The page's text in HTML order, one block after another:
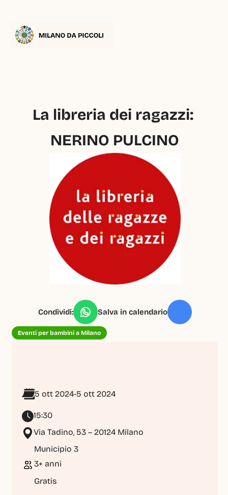
La libreria dei ragazzi:
NERINO PULCINO
Condividi: Salva in calendario
Eventi per bambini a Milano
5 ott 2024-5 ott 2024
15:30
Via Tadino, 53 – 20124 Milano
Municipio 3
3+ anni
Gratis